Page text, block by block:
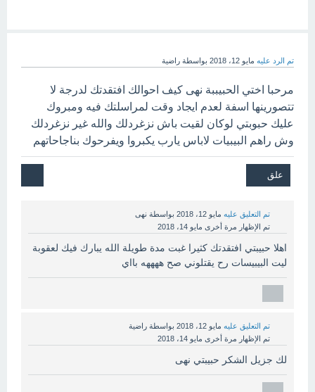
تم الرد عليه مايو 12، 2018 بواسطة راضية
مرحبا اختي الحبيببة نهى كيف احوالك افتقدتك لدرجة لا
تتصورينها اسفة لعدم ايجاد وقت لمراسلتك فيه ومبروك
عليك حبوبتي لوكان لقيت باش نزغردلك والله غير نزغردلك
وش راهم البيبيات لاباس يارب يكبروا ويفرحوك بناجاحاتهم
تم التعليق عليه مايو 12، 2018 بواسطة نهى
تم الإظهار مرة أخرى مايو 14، 2018
اهلا حبيبتي افتقدتك كثيرا غبت مدة طويلة الله يبارك فيك لعقوبة
ليت البيبيسات رح يقتلوني صح ههههه بااي
تم التعليق عليه مايو 12، 2018 بواسطة راضية
تم الإظهار مرة أخرى مايو 14، 2018
لك جزيل الشكر حبيبتي نهى